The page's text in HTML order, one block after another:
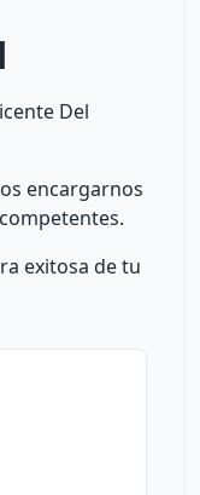
Del
encargarnos
exitosa de tu